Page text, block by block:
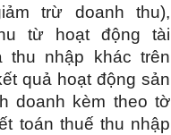
trừ doanh thu),
từ hoạt động tài
thu nhập khác trên
quả hoạt động sản
doanh kèm theo tờ
toán thuế thu nhập